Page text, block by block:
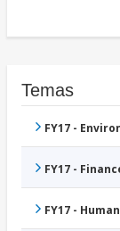
Temas
FY17 -
FY17 -
FY17 -